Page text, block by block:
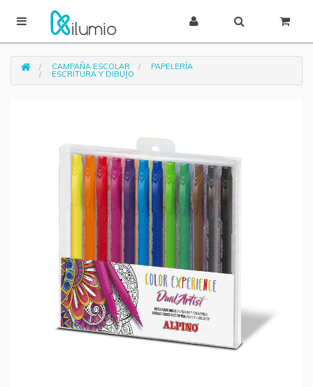
CAMPAÑA ESCOLAR PAPELERÍA
ESCRITURA Y DIBUJO